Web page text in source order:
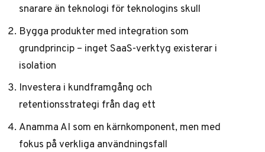
snarare än teknologi för teknologins skull
Bygga produkter med integration som
grundprincip – inget SaaS-verktyg existerar i
isolation
Investera i kundframgång och
retentionsstrategi från dag ett
Anamma AI som en kärnkomponent, men med
fokus på verkliga användningsfall